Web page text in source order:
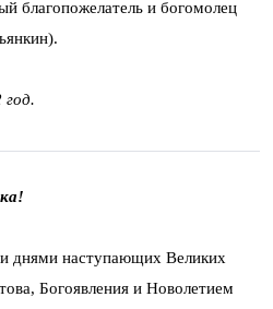
благопожелатель и богомолец
днями наступающих Великих
Богоявления и Новолетием